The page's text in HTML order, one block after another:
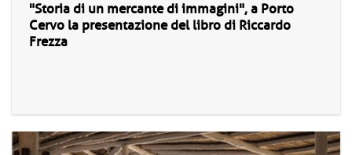
"Storia di un mercante di immagini", a Porto
Cervo la presentazione del libro di Riccardo
Frezza